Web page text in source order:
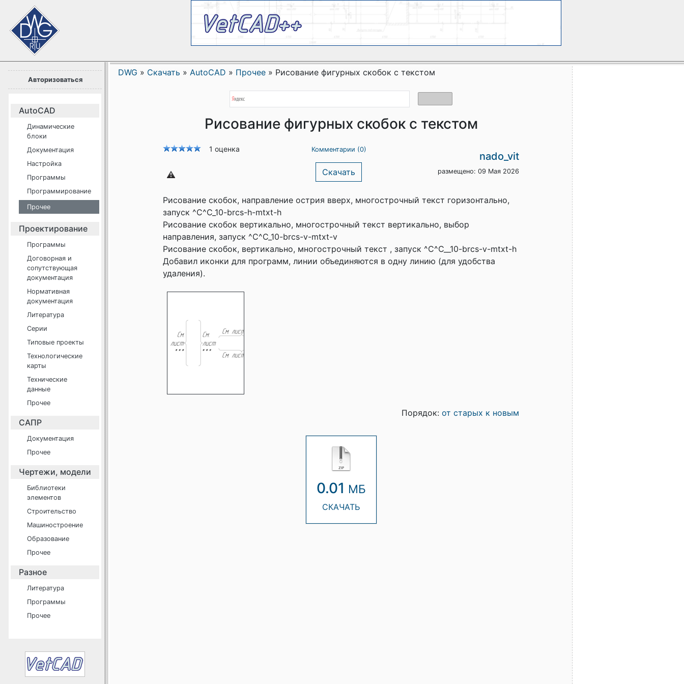
Авторизоваться
AutoCAD
Динамические
блоки
Документация
Настройка
Программы
Программирование
Прочее
Проектирование
Программы
Договорная и
сопутствующая
документация
Нормативная
документация
Литература
Серии
Типовые проекты
Технологические
карты
Технические
данные
Прочее
САПР
Документация
Прочее
Чертежи, модели
Библиотеки
элементов
Строительство
Машиностроение
Образование
Прочее
Разное
Литература
Программы
Прочее
DWG » Скачать » AutoCAD » Прочее » Рисование фигурных скобок с текстом
Рисование фигурных скобок с текстом
1 оценка Комментарии (0)
Скачать
nado_vit
размещено: 09 Мая 2026
Рисование скобок, направление острия вверх, многострочный текст горизонтально,
запуск ^C^C_10-brcs-h-mtxt-h
Рисование скобок вертикально, многострочный текст вертикально, выбор
направления, запуск ^C^C_10-brcs-v-mtxt-v
Рисование скобок, вертикально, многострочный текст , запуск ^C^C__10-brcs-v-mtxt-h
Добавил иконки для программ, линии объединяются в одну линию (для удобства
удаления).
Порядок: от старых к новым
0.01 МБ
СКАЧАТЬ